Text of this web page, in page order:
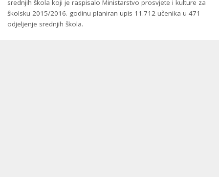
srednjih škola koji je raspisalo Ministarstvo prosvjete i kulture za
školsku 2015/2016. godinu planiran upis 11.712 učenika u 471
odjeljenje srednjih škola.